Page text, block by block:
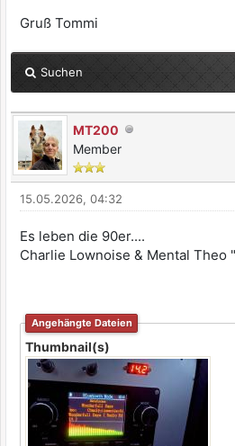
Gruß Tommi
Suchen
MT200
Member
15.05.2026, 04:32
Es leben die 90er....
Charlie Lownoise & Mental Theo
Angehängte Dateien
Thumbnail(s)